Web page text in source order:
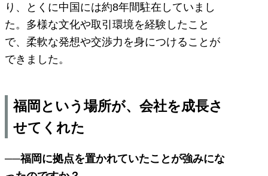
り、とくに中国には約8年間駐在していまし
た。多様な文化や取引環境を経験したこと
で、柔軟な発想や交渉力を身につけることが
できました。
福岡という場所が、会社を成長さ
せてくれた
──福岡に拠点を置かれていたことが強みにな